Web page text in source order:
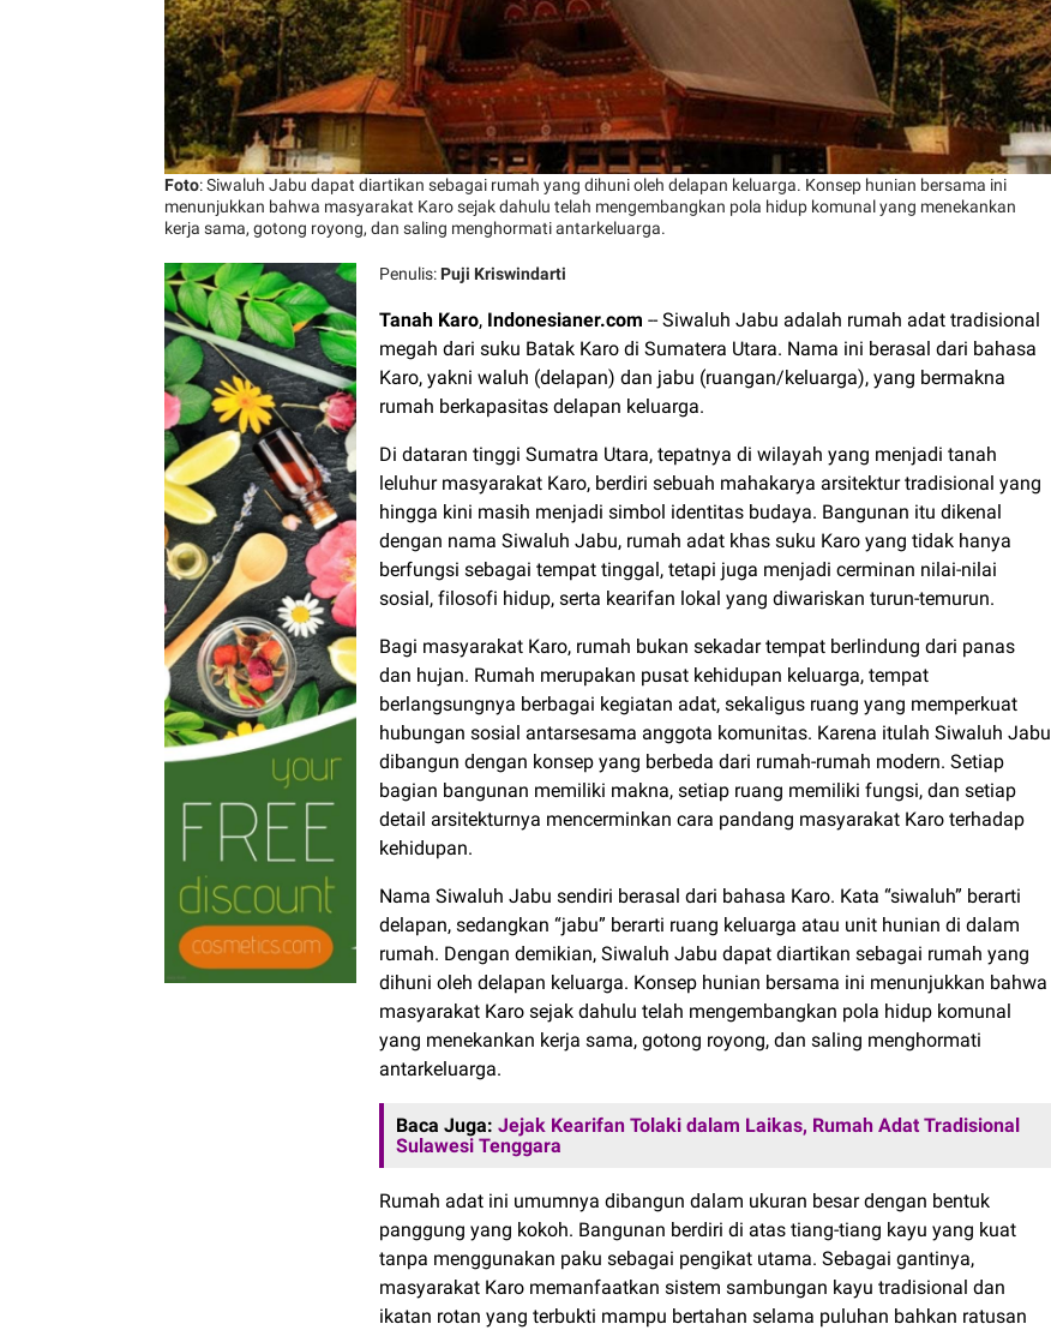
Foto: Siwaluh Jabu dapat diartikan sebagai rumah yang dihuni oleh delapan keluarga. Konsep hunian bersama ini
menunjukkan bahwa masyarakat Karo sejak dahulu telah mengembangkan pola hidup komunal yang menekankan
kerja sama, gotong royong, dan saling menghormati antarkeluarga.
Penulis:Puji Kriswindarti
Tanah Karo, Indonesianer.com -- Siwaluh Jabu adalah rumah adat tradisional
megah dari suku Batak Karo di Sumatera Utara. Nama ini berasal dari bahasa
Karo, yakni waluh (delapan) dan jabu (ruangan/keluarga), yang bermakna
rumah berkapasitas delapan keluarga.
Di dataran tinggi Sumatra Utara, tepatnya di wilayah yang menjadi tanah
leluhur masyarakat Karo, berdiri sebuah mahakarya arsitektur tradisional yang
hingga kini masih menjadi simbol identitas budaya. Bangunan itu dikenal
dengan nama Siwaluh Jabu, rumah adat khas suku Karo yang tidak hanya
berfungsi sebagai tempat tinggal, tetapi juga menjadi cerminan nilai-nilai
sosial, filosofi hidup, serta kearifan lokal yang diwariskan turun-temurun.
Bagi masyarakat Karo, rumah bukan sekadar tempat berlindung dari panas
dan hujan. Rumah merupakan pusat kehidupan keluarga, tempat
berlangsungnya berbagai kegiatan adat, sekaligus ruang yang memperkuat
hubungan sosial antarsesama anggota komunitas. Karena itulah Siwaluh Jabu
dibangun dengan konsep yang berbeda dari rumah-rumah modern. Setiap
bagian bangunan memiliki makna, setiap ruang memiliki fungsi, dan setiap
detail arsitekturnya mencerminkan cara pandang masyarakat Karo terhadap
kehidupan.
Nama Siwaluh Jabu sendiri berasal dari bahasa Karo. Kata “siwaluh” berarti
delapan, sedangkan “jabu” berarti ruang keluarga atau unit hunian di dalam
rumah. Dengan demikian, Siwaluh Jabu dapat diartikan sebagai rumah yang
dihuni oleh delapan keluarga. Konsep hunian bersama ini menunjukkan bahwa
masyarakat Karo sejak dahulu telah mengembangkan pola hidup komunal
yang menekankan kerja sama, gotong royong, dan saling menghormati
antarkeluarga.
Baca Juga:Jejak Kearifan Tolaki dalam Laikas, Rumah Adat Tradisional
Sulawesi Tenggara
Rumah adat ini umumnya dibangun dalam ukuran besar dengan bentuk
panggung yang kokoh. Bangunan berdiri di atas tiang-tiang kayu yang kuat
tanpa menggunakan paku sebagai pengikat utama. Sebagai gantinya,
masyarakat Karo memanfaatkan sistem sambungan kayu tradisional dan
ikatan rotan yang terbukti mampu bertahan selama puluhan bahkan ratusan